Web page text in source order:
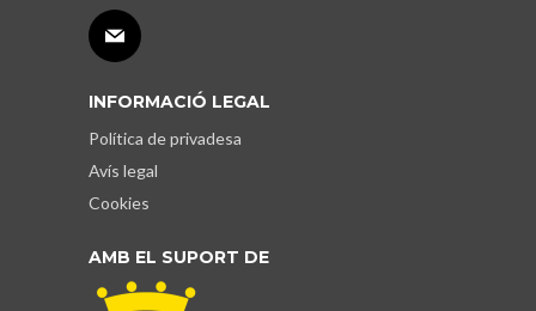
INFORMACIÓ LEGAL
Política de privadesa
Avís legal
Cookies
AMB EL SUPORT DE